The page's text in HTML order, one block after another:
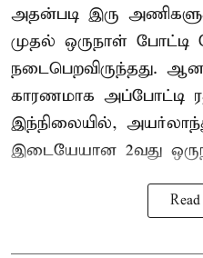
அதன்படி இரு
முதல் ஒருநாள் போட்டி
நடைபெறவிருந்தது.
காரணமாக அப்போட்டி
இந்நிலையில்,
இடையேயான 2வது